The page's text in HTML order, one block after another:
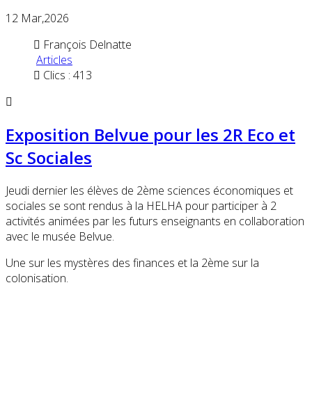
12 Mar,2026
François Delnatte
Articles
Clics : 413
Exposition Belvue pour les 2R Eco et
Sc Sociales
Jeudi dernier les élèves de 2ème sciences économiques et
sociales se sont rendus à la HELHA pour participer à 2
activités animées par les futurs enseignants en collaboration
avec le musée Belvue.
Une sur les mystères des finances et la 2ème sur la
colonisation.